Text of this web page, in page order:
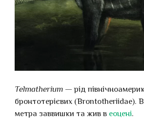
Telmatherium — рід
бронтотерієвих (Brontotheriidae).
метра заввишки та жив в еоцені.